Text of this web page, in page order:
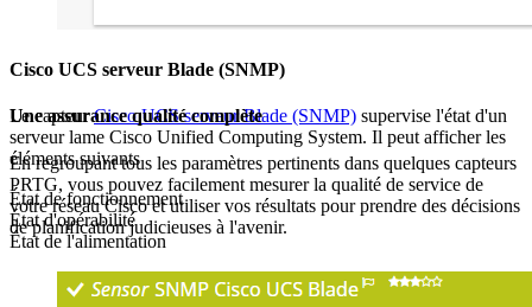
Cisco UCS serveur Blade (SNMP)
Le capteurCisco UCS serveur Blade (SNMP) supervise l'état d'un
serveur lame Cisco Unified Computing System. Il peut afficher les
éléments suivants
État de fonctionnement
État d'opérabilité
État de l'alimentation
Une assurance qualité complète
En regroupant tous les paramètres pertinents dans quelques capteurs
PRTG, vous pouvez facilement mesurer la qualité de service de
votre réseau Cisco et utiliser vos résultats pour prendre des décisions
de planification judicieuses à l'avenir.